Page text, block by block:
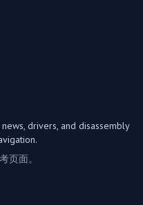
drivers, and disassembly
页面。